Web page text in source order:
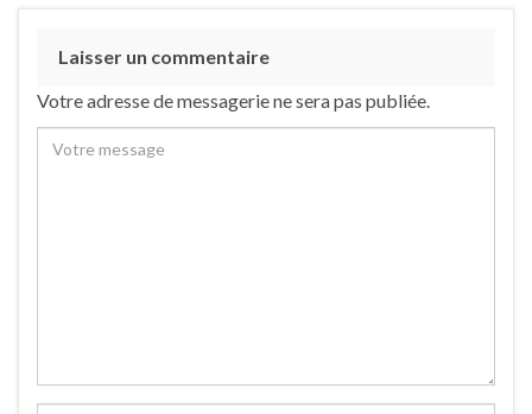
Laisser un commentaire
Votre adresse de messagerie ne sera pas publiée.